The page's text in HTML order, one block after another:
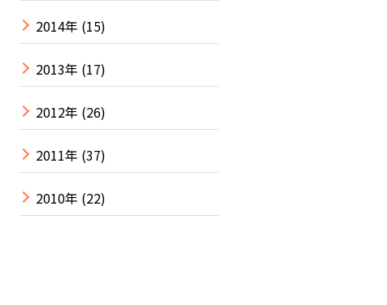
2014年 (15)
2013年 (17)
2012年 (26)
2011年 (37)
2010年 (22)